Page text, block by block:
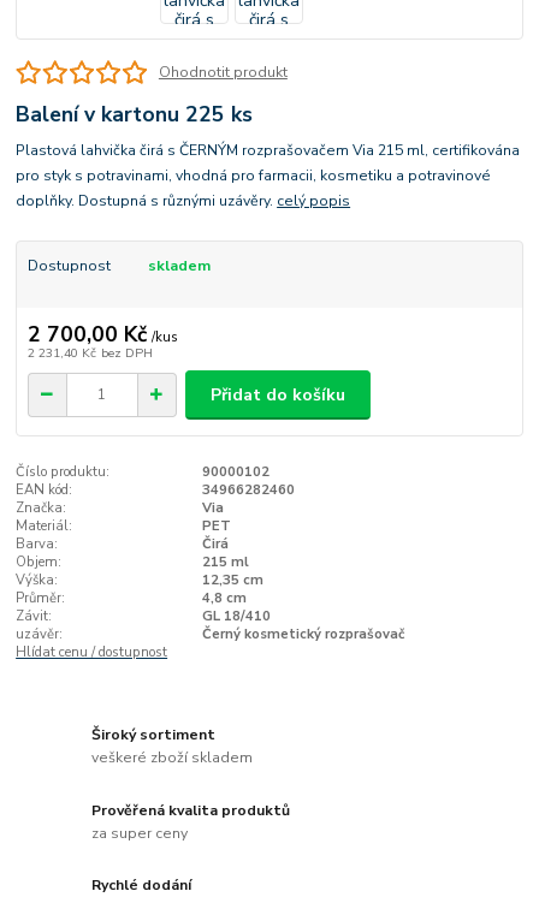
Ohodnotit produkt
Balení v kartonu 225 ks
Plastová lahvička čirá s ČERNÝM rozprašovačem Via 215 ml, certifikována
pro styk s potravinami, vhodná pro farmacii, kosmetiku a potravinové
doplňky. Dostupná s různými uzávěry. celý popis
Dostupnost skladem
2 700,00 Kč /kus
2 231,40 Kč bez DPH
Přidat do košíku
Číslo produktu:
90000102
EAN kód:
34966282460
Značka:
Via
Materiál:
PET
Barva:
Čirá
Objem:
215 ml
Výška:
12,35 cm
Průměr:
4,8 cm
Závit:
GL 18/410
uzávěr:
Černý kosmetický rozprašovač
Hlídat cenu / dostupnost
Široký sortiment
veškeré zboží skladem
Prověřená kvalita produktů
za super ceny
Rychlé dodání